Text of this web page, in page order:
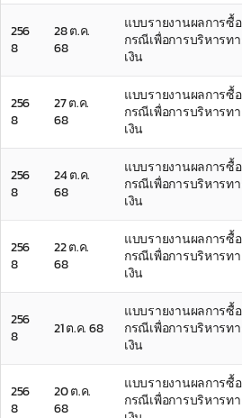
256
8
28 ต.ค.
68
แบบรายงานผลการซื้
กรณีเพื่อการบริหารท
เงิน
256
8
27 ต.ค.
68
แบบรายงานผลการซื้
กรณีเพื่อการบริหารท
เงิน
256
8
24 ต.ค.
68
แบบรายงานผลการซื้
กรณีเพื่อการบริหารท
เงิน
256
8
22 ต.ค.
68
แบบรายงานผลการซื้
กรณีเพื่อการบริหารท
เงิน
256
8
21 ต.ค. 68
แบบรายงานผลการซื้
กรณีเพื่อการบริหารท
เงิน
256
8
20 ต.ค.
68
แบบรายงานผลการซื้
กรณีเพื่อการบริหารท